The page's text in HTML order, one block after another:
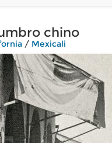
chino
/ Mexicali